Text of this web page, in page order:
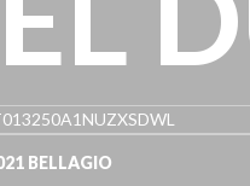
BELLAGIO